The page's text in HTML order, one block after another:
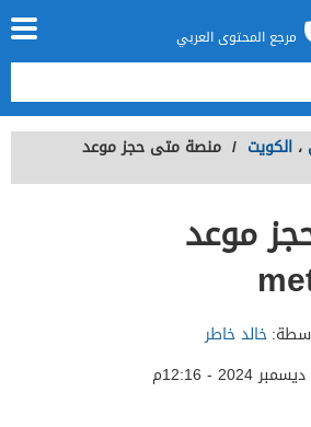
مرجع المحتوى العربي
، الكويت / منصة متى حجز موعد
موعد
خالد خاطر